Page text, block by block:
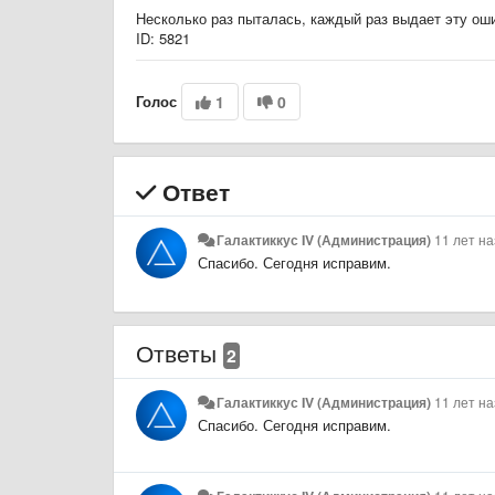
Несколько раз пыталась, каждый раз выдает эту
ID: 5821
Голос 1 0
Ответ
Галактиккус IV (Администрация) 11 лет
Спасибо. Сегодня исправим.
Ответы 2
Галактиккус IV (Администрация) 11 лет
Спасибо. Сегодня исправим.